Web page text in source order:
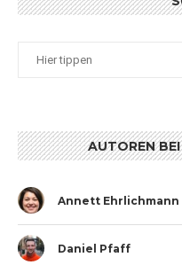
AUTOREN
Annett Ehrlichmann
Daniel Pfaff